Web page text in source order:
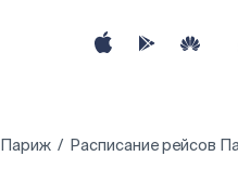
Париж Расписание рейсов